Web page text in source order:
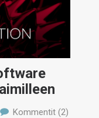
Kommentit (2)